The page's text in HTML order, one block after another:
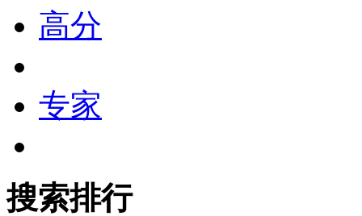
高分
专家
搜索排行